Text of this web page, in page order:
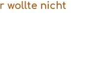
wollte nicht